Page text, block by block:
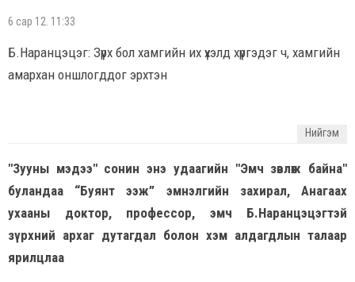
6 сар 12. 11:33
Б.Наранцэцэг: Зүрх бол хамгийн их үхэлд хүргэдэг ч, хамгийн
амархан оншлогддог эрхтэн
Нийгэм
"Зууны мэдээ" сонин энэ удаагийн "Эмч зөвлөж байна"
буландаа “Буянт ээж” эмнэлгийн захирал, Анагаах
ухааны доктор, профессор, эмч Б.Наранцэцэгтэй
зүрхний архаг дутагдал болон хэм алдагдлын талаар
ярилцлаа